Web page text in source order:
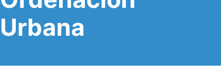
Urbana